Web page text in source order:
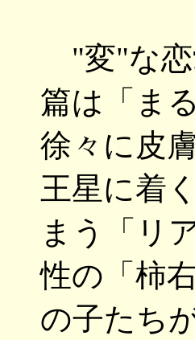
"変"な恋
篇は「ま
徐々に皮
王星に着
まう「リ
性の「柿
の子たち